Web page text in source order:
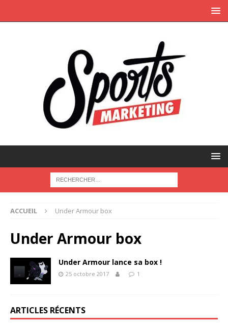
ACCUEIL Under Armour box
Under Armour box
Under Armour lance sa box !
25 octobre 2017 1
ARTICLES RÉCENTS